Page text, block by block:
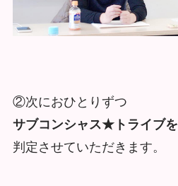
②次におひとりずつ
サブコンシャス★トライブを
判定させていただきます。